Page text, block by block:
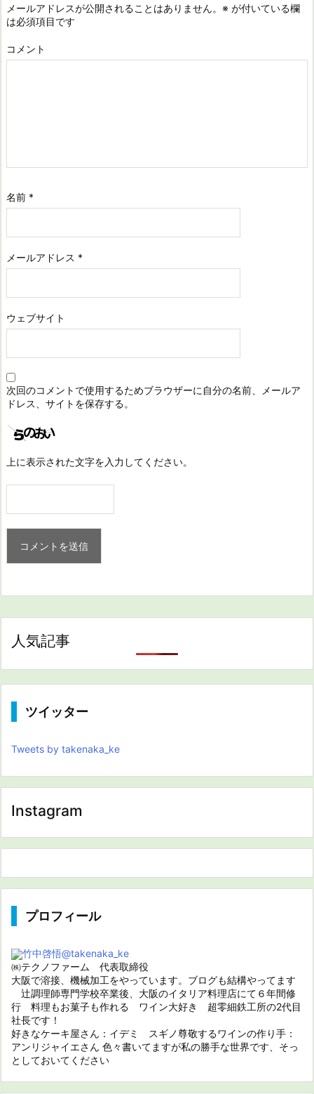
メールアドレスが公開されることはありません。 ※ が付いている欄
は必須項目です
コメント
名前 *
メールアドレス *
ウェブサイト
次回のコメントで使用するためブラウザーに自分の名前、メールア
ドレス、サイトを保存する。
上に表示された文字を入力してください。
人気記事
ツイッター
Tweets by takenaka_ke
Instagram
プロフィール
竹中啓悟@takenaka_ke
㈱テクノファーム 代表取締役
大阪で溶接、機械加工をやっています。ブログも結構やってます
辻調理師専門学校卒業後、大阪のイタリア料理店にて６年間修
行 料理もお菓子も作れる ワイン大好き 超零細鉄工所の2代目
社長です！
好きなケーキ屋さん：イデミ スギノ尊敬するワインの作り手：
アンリジャイエさん 色々書いてますが私の勝手な世界です、そっ
としておいてください